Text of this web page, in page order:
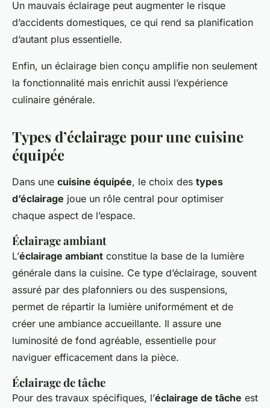
Un mauvais éclairage peut augmenter le risque
d’accidents domestiques, ce qui rend sa planification
d’autant plus essentielle.
Enfin, un éclairage bien conçu amplifie non seulement
la fonctionnalité mais enrichit aussi l’expérience
culinaire générale.
Types d’éclairage pour une cuisine
équipée
Dans une cuisine équipée, le choix des types
d’éclairage joue un rôle central pour optimiser
chaque aspect de l’espace.
Éclairage ambiant
L’éclairage ambiant constitue la base de la lumière
générale dans la cuisine. Ce type d’éclairage, souvent
assuré par des plafonniers ou des suspensions,
permet de répartir la lumière uniformément et de
créer une ambiance accueillante. Il assure une
luminosité de fond agréable, essentielle pour
naviguer efficacement dans la pièce.
Éclairage de tâche
Pour des travaux spécifiques, l’éclairage de tâche est